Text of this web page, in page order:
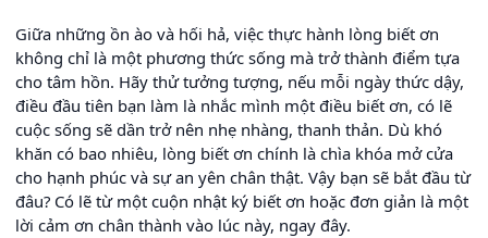
Giữa những ồn ào và hối hả, việc thực hành lòng biết ơn
không chỉ là một phương thức sống mà trở thành điểm tựa
cho tâm hồn. Hãy thử tưởng tượng, nếu mỗi ngày thức dậy,
điều đầu tiên bạn làm là nhắc mình một điều biết ơn, có lẽ
cuộc sống sẽ dần trở nên nhẹ nhàng, thanh thản. Dù khó
khăn có bao nhiêu, lòng biết ơn chính là chìa khóa mở cửa
cho hạnh phúc và sự an yên chân thật. Vậy bạn sẽ bắt đầu từ
đâu? Có lẽ từ một cuộn nhật ký biết ơn hoặc đơn giản là một
lời cảm ơn chân thành vào lúc này, ngay đây.